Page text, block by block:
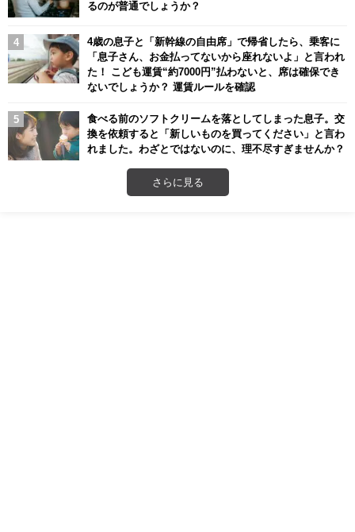
るのが普通でしょうか？
4歳の息子と「新幹線の自由席」で帰省したら、乗客に
「息子さん、お金払ってないから座れないよ」と言われ
た！ こども運賃“約7000円”払わないと、席は確保でき
ないでしょうか？ 運賃ルールを確認
食べる前のソフトクリームを落としてしまった息子。交
換を依頼すると「新しいものを買ってください」と言わ
れました。わざとではないのに、理不尽すぎませんか？
さらに見る